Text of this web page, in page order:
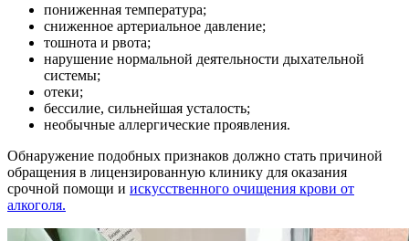
пониженная температура;
сниженное артериальное давление;
тошнота и рвота;
нарушение нормальной деятельности дыхательной
системы;
отеки;
бессилие, сильнейшая усталость;
необычные аллергические проявления.
Обнаружение подобных признаков должно стать причиной
обращения в лицензированную клинику для оказания
срочной помощи и искусственного очищения крови от
алкоголя.